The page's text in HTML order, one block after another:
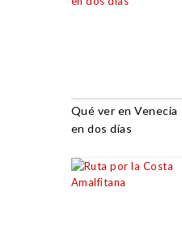
Qué ver en Venecia
en dos días